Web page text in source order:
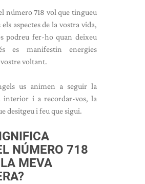
número 718 vol que tingueu
aspectes de la vostra vida,
podreu fer-ho quan deixeu
es manifestin energies
voltant.
us animen a seguir la
interior i a recordar-vos, la
desitgeu i feu que sigui.
NÚMERO 718
MEVA